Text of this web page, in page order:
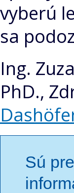
vyberú
sa
Ing.
PhD.,
Sú